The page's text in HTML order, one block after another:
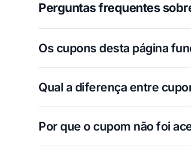
Perguntas frequentes
Os cupons desta página
Qual a diferença entre
Por que o cupom não foi